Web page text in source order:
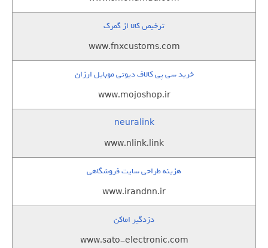
ترخیص کالا از گمرک
www.fnxcustoms.com
خرید سی پی کالاف دیوتی موبایل ارزان
www.mojoshop.ir
neuralink
www.nlink.link
هزینه طراحی سایت فروشگاهی
www.irandnn.ir
دزدگیر اماکن
www.sato-electronic.com